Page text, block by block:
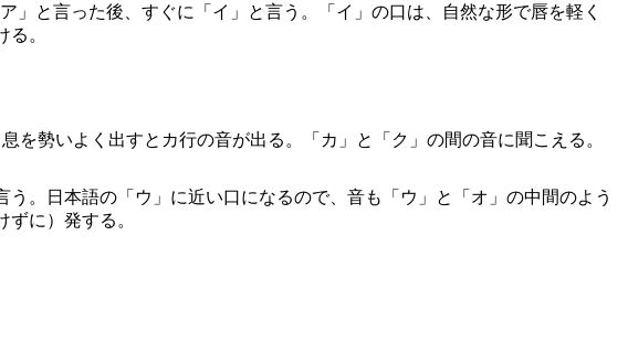
」と言った後、すぐに「イ」と言う。「イ」の口は、自然な形で唇を軽く
。
を勢いよく出すとカ行の音が出る。「カ」と「ク」の間の音に聞こえる。
。日本語の「ウ」に近い口になるので、音も「ウ」と「オ」の中間のよう
に）発する。